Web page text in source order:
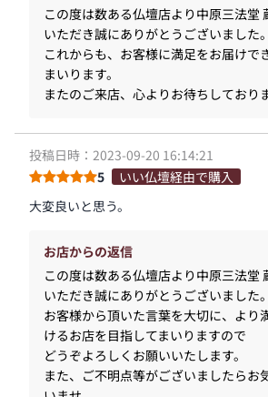
この度は数ある仏壇店より中原三法堂
いただき誠にありがとうございました。
これからも、お客様に満足をお届けで
まいります。
またのご来店、心よりお待ちしておりま
投稿日時：2023-09-20 16:14:21
5
いい仏壇経由で購入
大変良いと思う。
お店からの返信
この度は数ある仏壇店より中原三法堂
いただき誠にありがとうございました。
お客様から頂いた言葉を大切に、より
けるお店を目指してまいりますので
どうぞよろしくお願いいたします。
また、ご不明点等がございましたらお